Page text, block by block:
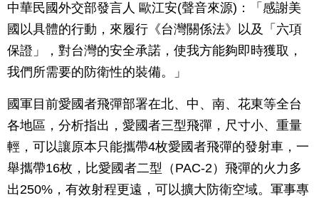
中華民國外交部發言人 歐江安(聲音來源)：「感謝美
國以具體的行動，來履行《台灣關係法》以及「六項
保證」，對台灣的安全承諾，使我方能夠即時獲取，
我們所需要的防衛性的裝備。」
國軍目前愛國者飛彈部署在北、中、南、花東等全台
各地區，分析指出，愛國者三型飛彈，尺寸小、重量
輕，可以讓原本只能攜帶4枚愛國者飛彈的發射車，一
舉攜帶16枚，比愛國者二型（PAC-2）飛彈的火力多
出250%，有效射程更遠，可以擴大防衛空域。軍事專